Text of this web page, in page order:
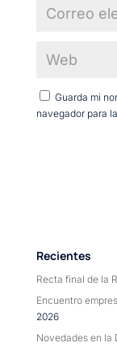
Guarda mi
navegador para
Recientes
Recta final de la
Encuentro
2026
Novedades en la